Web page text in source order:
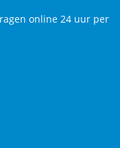
online 24 uur per